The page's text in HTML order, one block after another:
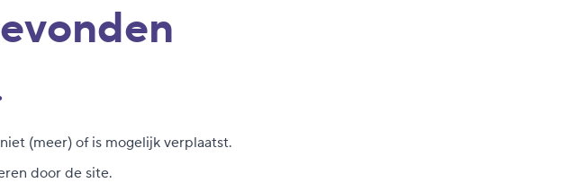
(meer) of is mogelijk verplaatst.
door de site.